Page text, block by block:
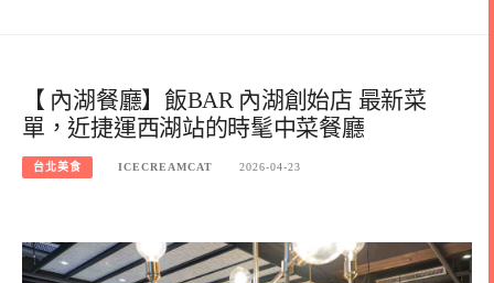
【 內湖餐廳】飯BAR 內湖創始店 最新菜
單，近捷運西湖站的時髦中菜餐廳
台北美食 ICECREAMCAT 2026-04-23